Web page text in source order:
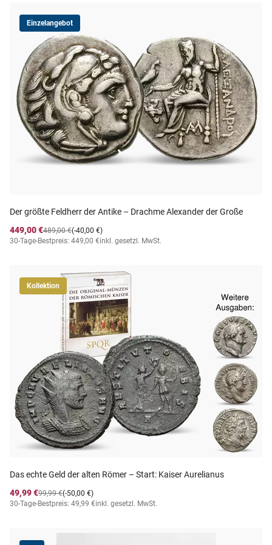
Einzelangebot
Der größte Feldherr der Antike – Drachme Alexander der Große
449,00 €
(-40,00 €)
489,00 €
30-Tage-Bestpreis: 449,00 €inkl. gesetzl. MwSt.
Kollektion
Das echte Geld der alten Römer – Start: Kaiser Aurelianus
49,99 €
(-50,00 €)
99,99 €
30-Tage-Bestpreis: 49,99 €inkl. gesetzl. MwSt.